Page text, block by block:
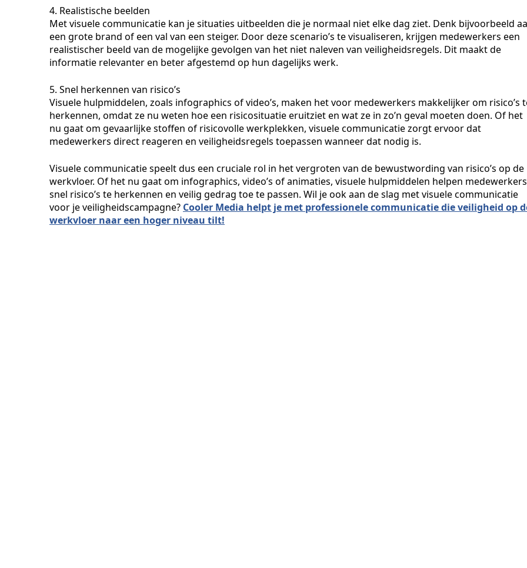
4. Realistische beelden
Met visuele communicatie kan je situaties uitbeelden die je normaal niet elke dag ziet. Denk bijvoorbeeld
een grote brand of een val van een steiger. Door deze scenario’s te visualiseren, krijgen medewerkers een
realistischer beeld van de mogelijke gevolgen van het niet naleven van veiligheidsregels. Dit maakt de
informatie relevanter en beter afgestemd op hun dagelijks werk.
5. Snel herkennen van risico’s
Visuele hulpmiddelen, zoals infographics of video’s, maken het voor medewerkers makkelijker om risico’s
herkennen, omdat ze nu weten hoe een risicosituatie eruitziet en wat ze in zo’n geval moeten doen. Of het
nu gaat om gevaarlijke stoffen of risicovolle werkplekken, visuele communicatie zorgt ervoor dat
medewerkers direct reageren en veiligheidsregels toepassen wanneer dat nodig is.
Visuele communicatie speelt dus een cruciale rol in het vergroten van de bewustwording van risico’s op de
werkvloer. Of het nu gaat om infographics, video’s of animaties, visuele hulpmiddelen helpen medewerkers
snel risico’s te herkennen en veilig gedrag toe te passen. Wil je ook aan de slag met visuele communicatie
voor je veiligheidscampagne? Cooler Media helpt je met professionele communicatie die veiligheid op
werkvloer naar een hoger niveau tilt!